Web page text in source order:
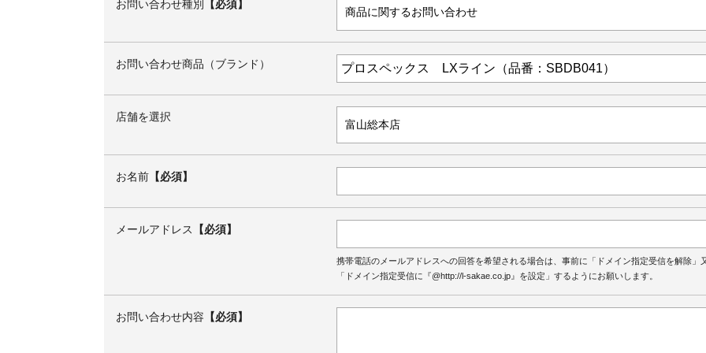
お問い合わせ種別 【必須】
お問い合わせ商品（ブランド）
店舗を選択
お名前 【必須】
メールアドレス 【必須】
携帯電話のメールアドレスへの回答を希望される場合は、事前に「ドメイン指定受信を解除」
「ドメイン指定受信に『@http://l-sakae.co.jp』を設定」するようにお願いします。
お問い合わせ内容 【必須】